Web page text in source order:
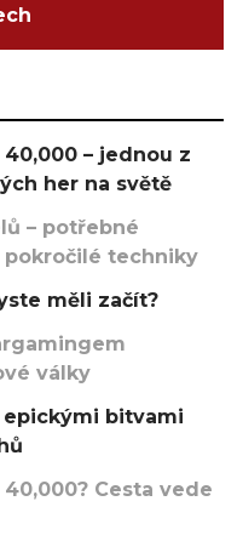
– jednou z
her na světě
– potřebné
pokročilé techniky
měli začít?
války
epickými bitvami
Cesta vede